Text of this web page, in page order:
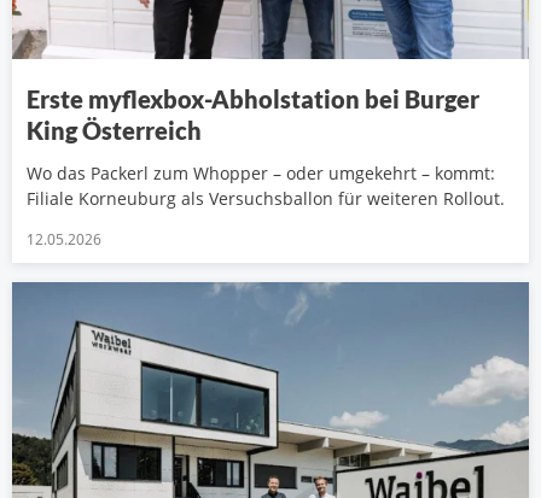
Erste myflexbox-Abholstation bei Burger
King Österreich
Wo das Packerl zum Whopper – oder umgekehrt – kommt:
Filiale Korneuburg als Versuchsballon für weiteren Rollout.
12.05.2026